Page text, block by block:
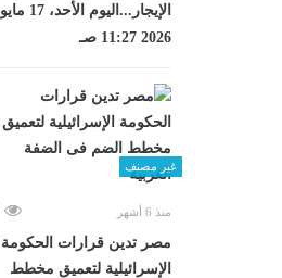
الإيجار...اليوم الأحد، 17 مايو
2026 11:27 صـ
غير مصنف
منذ 6 أشهر
مصر تدين قرارات الحكومة
الإسرائيلية لتعميق مخطط